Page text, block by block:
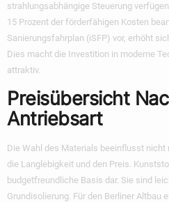
strahlungsabhängige Steuerung
15 Prozent der förderfähigen Kosten
Sanierungsfahrplan (iSFP) vor, erhöht
Dies macht die Investition in moderne
attraktiv.
Preisübersicht
Antriebsart
Die Wahl des Materials beeinflusst
die Langlebigkeit und den Preis.
budgetfreundliche Basis dar. Sie sind
Grundisolierung. Für den Berliner Altbau